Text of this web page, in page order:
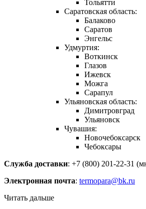
Тольятти
Саратовская область:
Балаково
Саратов
Энгельс
Удмуртия:
Воткинск
Глазов
Ижевск
Можга
Сарапул
Ульяновская область:
Димитровград
Ульяновск
Чувашия:
Новочебоксарск
Чебоксары
Служба доставки: +7 (800) 201-22-31
Электронная почта: termopara@bk.ru
Читать дальше